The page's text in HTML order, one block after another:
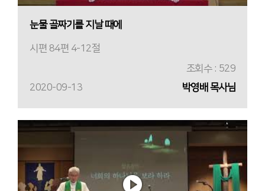
눈물 골짜기를 지날 때에
시편 84편 4-12절
조회수 : 529
2020-09-13
박영배 목사님